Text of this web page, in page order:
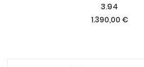
3.94
1.390,00 €